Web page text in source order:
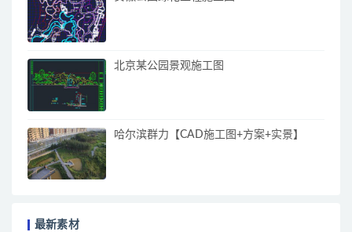
北京某公园景观施工图
哈尔滨群力【CAD施工图+方案+实景】
最新素材